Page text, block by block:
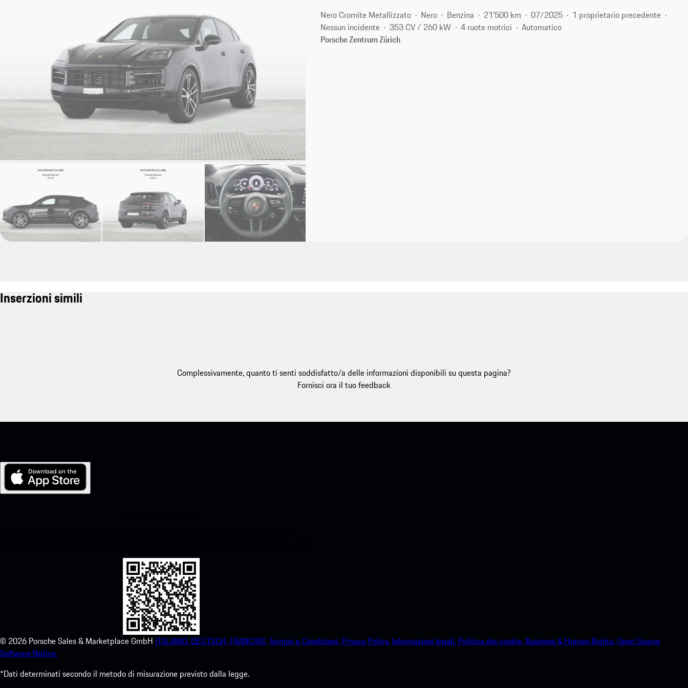
Nero Cromite Metallizzato Nero Benzina 21'500 km 07/2025
1 proprietario precedente
Nessun incidente
353 CV / 260 kW 4 ruote motrici
Automatico
Porsche Zentrum Zürich
Inserzioni simili
Complessivamente, quanto ti senti soddisfatto/a delle informazioni disponibili su questa pagina?
Fornisci ora il tuo feedback
© 2026 Porsche Sales & Marketplace GmbH ITALIANO. DEUTSCH. FRANCAIS.Termini e Condizioni. Privacy Policy. Informazioni legali. Politica dei cookie. Business & Human Rights.Open Source
Software Notice.
*Dati determinati secondo il metodo di misurazione previsto dalla legge.